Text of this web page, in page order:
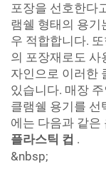
포장을 선호한다
램쉘 형태의 용기
우 적합합니다.
의 포장재로도 사
자인으로 이러한
있습니다. 매장
클램쉘 용기를 선
에는 다음과 같은
플라스틱 컵 .
&nbsp;